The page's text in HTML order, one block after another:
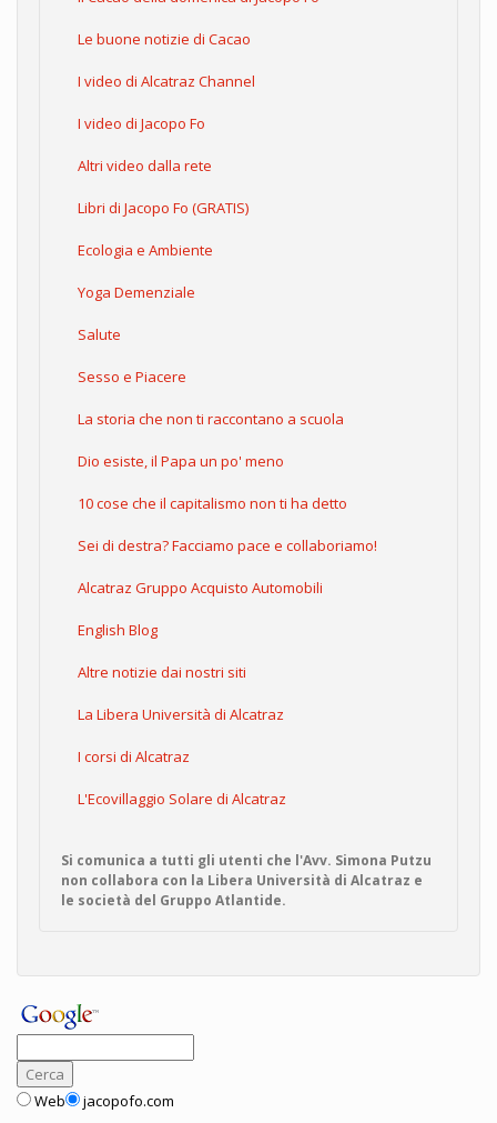
Le buone notizie di Cacao
I video di Alcatraz Channel
I video di Jacopo Fo
Altri video dalla rete
Libri di Jacopo Fo (GRATIS)
Ecologia e Ambiente
Yoga Demenziale
Salute
Sesso e Piacere
La storia che non ti raccontano a scuola
Dio esiste, il Papa un po' meno
10 cose che il capitalismo non ti ha detto
Sei di destra? Facciamo pace e collaboriamo!
Alcatraz Gruppo Acquisto Automobili
English Blog
Altre notizie dai nostri siti
La Libera Università di Alcatraz
I corsi di Alcatraz
L'Ecovillaggio Solare di Alcatraz
Si comunica a tutti gli utenti che l'Avv. Simona Putzu
non collabora con la Libera Università di Alcatraz e
le società del Gruppo Atlantide.
Web jacopofo.com